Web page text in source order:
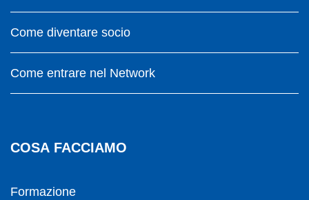
Come diventare socio
Come entrare nel Network
COSA FACCIAMO
Formazione